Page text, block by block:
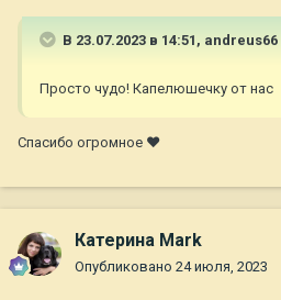
В 23.07.2023 в 14:51, andreus66
Просто чудо! Капелюшечку от нас
Спасибо огромное ❤
Катерина Mark
Опубликовано 24 июля, 2023